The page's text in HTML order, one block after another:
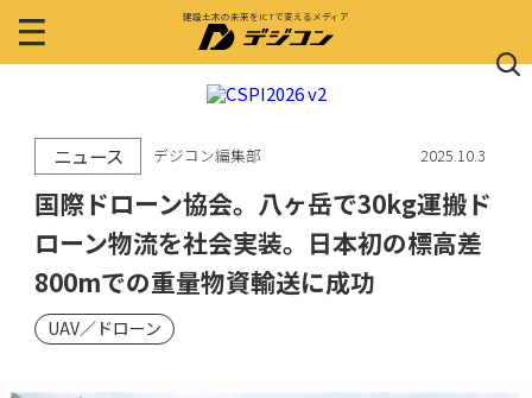
建設土木の未来をICTで変えるメディア
ニュース デジコン編集部 2025.10.3
国際ドローン協会。八ヶ岳で30kg運搬ド
ローン物流を社会実装。日本初の標高差
800mでの重量物資輸送に成功
UAV／ドローン